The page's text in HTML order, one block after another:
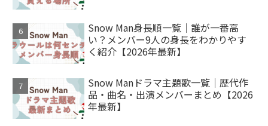
Snow Man身長順一覧｜誰が一番高
い？メンバー9人の身長をわかりやす
く紹介【2026年最新】
Snow Manドラマ主題歌一覧｜歴代作
品・曲名・出演メンバーまとめ【2026
年最新】